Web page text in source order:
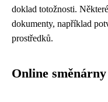
doklad totožnosti.
dokumenty, například
prostředků.
Online směnárny